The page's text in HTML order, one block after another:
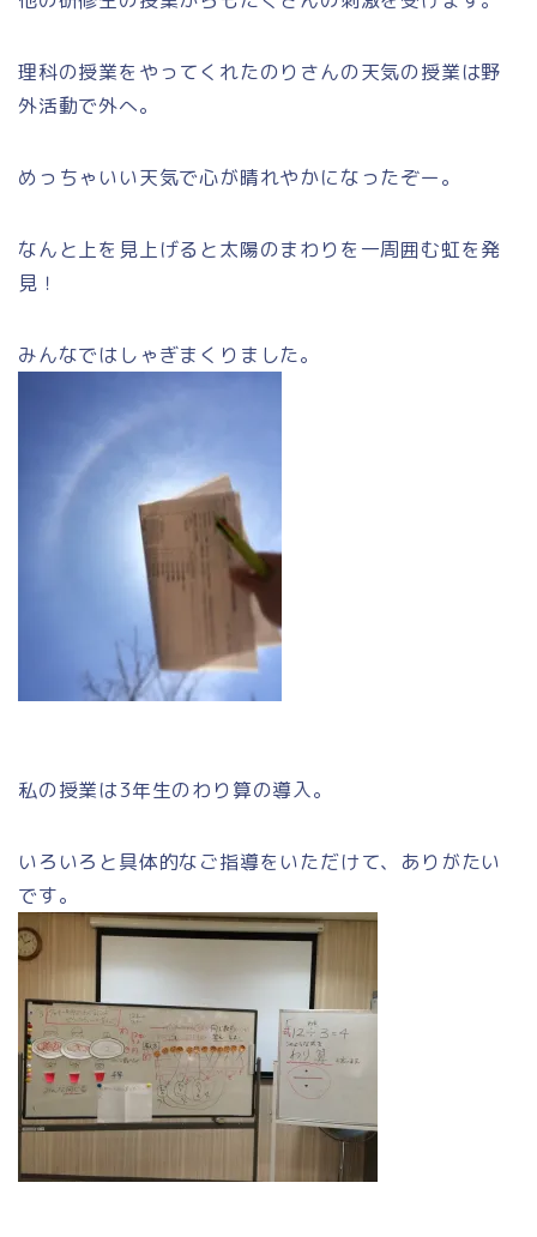
理科の授業をやってくれたのりさんの天気の授業は野
外活動で外へ。
めっちゃいい天気で心が晴れやかになったぞー。
なんと上を見上げると太陽のまわりを一周囲む虹を発
見！
みんなではしゃぎまくりました。
私の授業は3年生のわり算の導入。
いろいろと具体的なご指導をいただけて、ありがたい
です。